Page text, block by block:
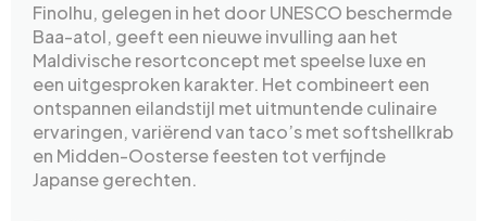
Finolhu, gelegen in het door UNESCO beschermde
Baa-atol, geeft een nieuwe invulling aan het
Maldivische resortconcept met speelse luxe en
een uitgesproken karakter. Het combineert een
ontspannen eilandstijl met uitmuntende culinaire
ervaringen, variërend van taco’s met softshellkrab
en Midden-Oosterse feesten tot verfijnde
Japanse gerechten.